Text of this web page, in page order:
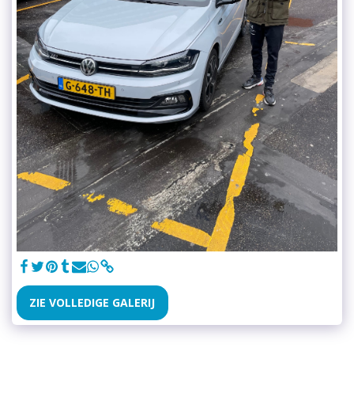
ZIE VOLLEDIGE GALERIJ